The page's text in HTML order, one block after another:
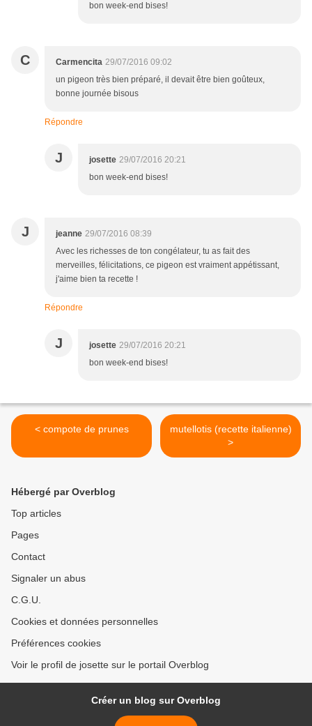
bon week-end bises!
C Carmencita 29/07/2016 09:02
un pigeon très bien préparé, il devait être bien goûteux,
bonne journée bisous
Répondre
J josette 29/07/2016 20:21
bon week-end bises!
J jeanne 29/07/2016 08:39
Avec les richesses de ton congélateur, tu as fait des
merveilles, félicitations, ce pigeon est vraiment appétissant,
j'aime bien ta recette !
Répondre
J josette 29/07/2016 20:21
bon week-end bises!
< compote de prunes
mutellotis (recette italienne)
>
Hébergé par Overblog
Top articles
Pages
Contact
Signaler un abus
C.G.U.
Cookies et données personnelles
Préférences cookies
Voir le profil de josette sur le portail Overblog
Créer un blog sur Overblog